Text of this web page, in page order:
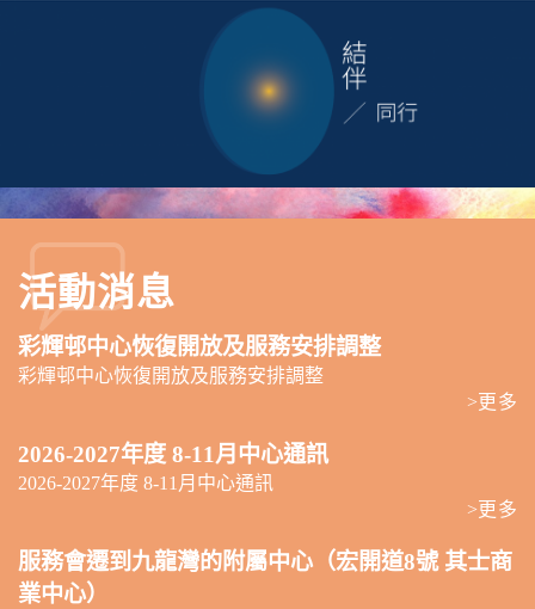
活動消息
彩輝邨中心恢復開放及服務安排調整
彩輝邨中心恢復開放及服務安排調整
>更多
2026-2027年度 8-11月中心通訊
2026-2027年度 8-11月中心通訊
>更多
服務會遷到九龍灣的附屬中心（宏開道8號 其士商
業中心）